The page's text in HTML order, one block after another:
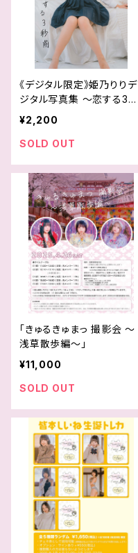
《デジタル限定》姫乃りりデ
ジタル写真集 〜恋する3秒
前〜
¥2,200
SOLD OUT
「きゅるきゅまっ 撮影会 〜
浅草散歩編〜」
¥11,000
SOLD OUT